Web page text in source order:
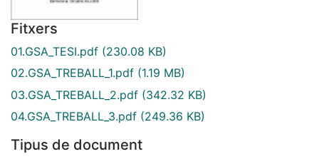
Fitxers
01.GSA_TESI.pdf (230.08 KB)
02.GSA_TREBALL_1.pdf (1.19 MB)
03.GSA_TREBALL_2.pdf (342.32 KB)
04.GSA_TREBALL_3.pdf (249.36 KB)
Tipus de document